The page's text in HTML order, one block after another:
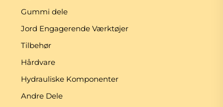
Gummi dele
Jord Engagerende Værktøjer
Tilbehør
Hårdvare
Hydrauliske Komponenter
Andre Dele